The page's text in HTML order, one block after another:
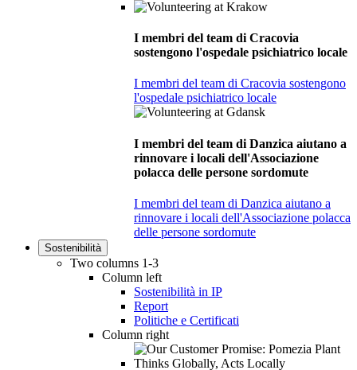
I membri del team di Cracovia
sostengono l'ospedale psichiatrico locale
I membri del team di Cracovia sostengono
l'ospedale psichiatrico locale
I membri del team di Danzica aiutano a
rinnovare i locali dell'Associazione
polacca delle persone sordomute
I membri del team di Danzica aiutano a
rinnovare i locali dell'Associazione polacca
delle persone sordomute
Sostenibilità
Two columns 1-3
Column left
Sostenibilità in IP
Report
Politiche e Certificati
Column right